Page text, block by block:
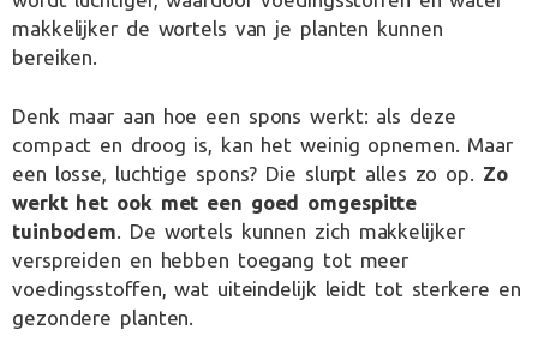
makkelijker de wortels van je planten kunnen
bereiken.
Denk maar aan hoe een spons werkt: als deze
compact en droog is, kan het weinig opnemen. Maar
een losse, luchtige spons? Die slurpt alles zo op. Zo
werkt het ook met een goed omgespitte
tuinbodem. De wortels kunnen zich makkelijker
verspreiden en hebben toegang tot meer
voedingsstoffen, wat uiteindelijk leidt tot sterkere en
gezondere planten.